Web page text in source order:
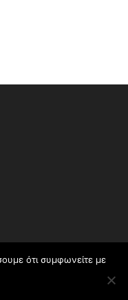
ότι συμφωνείτε με